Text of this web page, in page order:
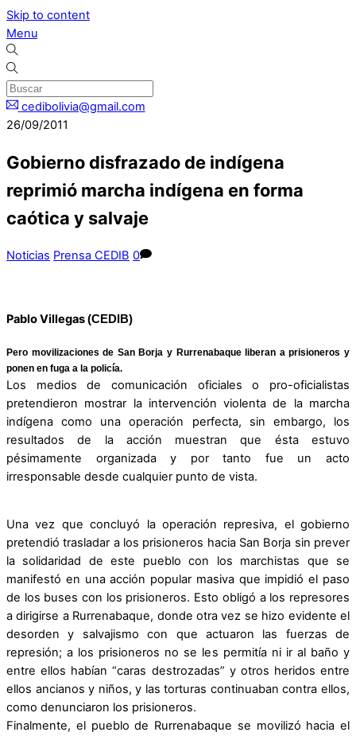
Skip to content
Menu
cedibolivia@gmail.com
26/09/2011
Gobierno disfrazado de indígena
reprimió marcha indígena en forma
caótica y salvaje
Noticias Prensa CEDIB 0
Pablo Villegas(CEDIB)
Pero movilizaciones de San Borja y Rurrenabaque liberan a prisioneros y
ponen en fuga a la policía.
Los medios de comunicación oficiales o pro-oficialistas
pretendieron mostrar la intervención violenta de la marcha
indígena como una operación perfecta, sin embargo, los
resultados de la acción muestran que ésta estuvo
pésimamente organizada y por tanto fue un acto
irresponsable desde cualquier punto de vista.
Una vez que concluyó la operación represiva, el gobierno
pretendió trasladar a los prisioneros hacia San Borja sin prever
la solidaridad de este pueblo con los marchistas que se
manifestó en una acción popular masiva que impidió el paso
de los buses con los prisioneros. Esto obligó a los represores
a dirigirse a Rurrenabaque, donde otra vez se hizo evidente el
desorden y salvajismo con que actuaron las fuerzas de
represión; a los prisioneros no se les permitía ni ir al baño y
entre ellos habían “caras destrozadas” y otros heridos entre
ellos ancianos y niños, y las torturas continuaban contra ellos,
como denunciaron los prisioneros.
Finalmente, el pueblo de Rurrenabaque se movilizó hacia el